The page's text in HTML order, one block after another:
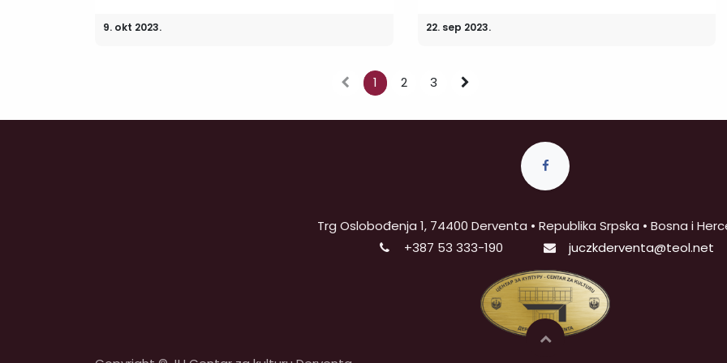
9. okt 2023. 22. sep 2023.
1 2 3
Trg Oslobođenja 1, 74400 Derventa • Republika Srpska • Bosna i
+387 53 333-190 juczkderventa@teol.net